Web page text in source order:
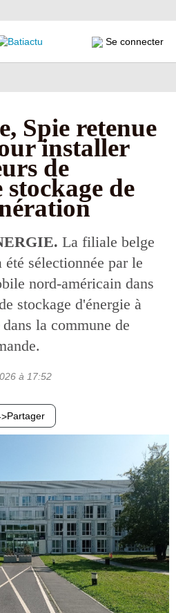
Se connecter
Spie retenue
installer
de
de
La filiale belge
sélectionnée par le
nord-américain dans
stockage d'énergie à
la commune de
à 17:52
Partager